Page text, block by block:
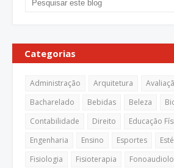
Categorias
Administração Arquitetura
Bacharelado
Bebidas Beleza
Contabilidade
Direito Educação
Engenharia
Ensino Esportes
Fisiologia
Fisioterapia